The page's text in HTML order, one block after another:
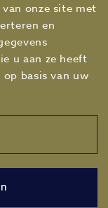
onze site met
en
u aan ze heeft
basis van uw